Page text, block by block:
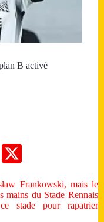
B activé
Frankowski, mais le
mains du Stade Rennais
stade pour rapatrier